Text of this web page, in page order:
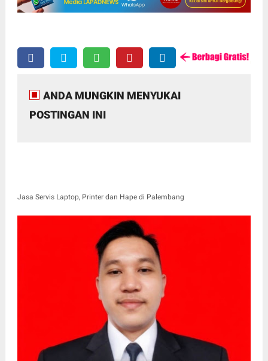
ANDA MUNGKIN MENYUKAI
POSTINGAN INI
Jasa Servis Laptop, Printer dan Hape di Palembang